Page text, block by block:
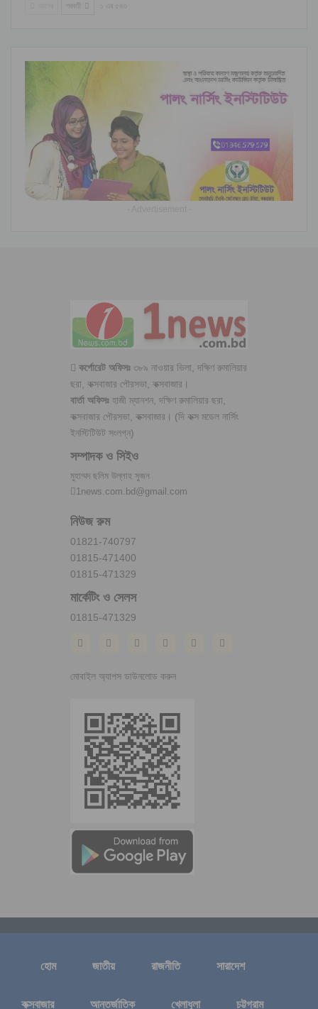
পরবর্তী ১ এর ৫৪৩
কর্পোরেট অফিসঃ৩৮৯ নাওয়ার ভিলা, দক্ষিণ রুমালিয়ার
ছরা, কক্সবাজার পৌরসভা, কক্সবাজার।
বার্তা অফিসঃ হাজী ম্যানশন, দক্ষিণ রুমালিয়ার ছরা,
কক্সবাজার পৌরসভা, কক্সবাজার। (দি কক্স মডেল নার্সিং
ইনস্টিটিউট সংলগ্ন)
সম্পাদক ও সিইও
মুহাম্মদ ছলিম উল্লাহ সুজন
1news.com.bd@gmail.com
নিউজ রুম
01821-740797
01815-471400
01815-471329
মার্কেটিং ও সেলস
01815-471329
মোবাইল অ্যাপস ডাউনলোড করুন
হোম জাতীয় রাজনীতি সারাদেশ
কক্সবাজার আন্তর্জাতিক খেলাধুলা চট্টগ্রাম